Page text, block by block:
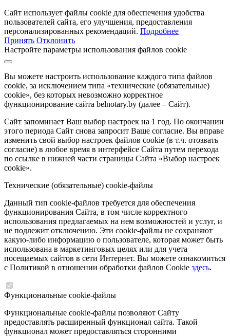
Сайт использует файлы cookie для обеспечения удобства
пользователей сайта, его улучшения, предоставления
персонализированных рекомендаций. Подробнее
Принять Отклонить
Настройте параметры использования файлов cookie
Вы можете настроить использование каждого типа файлов
cookie, за исключением типа «технические (обязательные)
cookie», без которых невозможно корректное
функционирование сайта belnotary.by (далее – Сайт).
Сайт запоминает Ваш выбор настроек на 1 год. По окончании
этого периода Сайт снова запросит Ваше согласие. Вы вправе
изменить свой выбор настроек файлов cookie (в т.ч. отозвать
согласие) в любое время в интерфейсе Сайта путем перехода
по ссылке в нижней части страницы Сайта «Выбор настроек
cookie».
Технические (обязательные) cookie-файлы
Данный тип cookie-файлов требуется для обеспечения
функционирования Сайта, в том числе корректного
использования предлагаемых на нем возможностей и услуг, и
не подлежит отключению. Эти cookie-файлы не сохраняют
какую-либо информацию о пользователе, которая может быть
использована в маркетинговых целях или для учета
посещаемых сайтов в сети Интернет. Вы можете ознакомиться
с Политикой в отношении обработки файлов Cookie здесь.
Функциональные cookie-файлы
Функциональные cookie-файлы позволяют Сайту
предоставлять расширенный функционал сайта. Такой
функционал может предоставляться сторонними